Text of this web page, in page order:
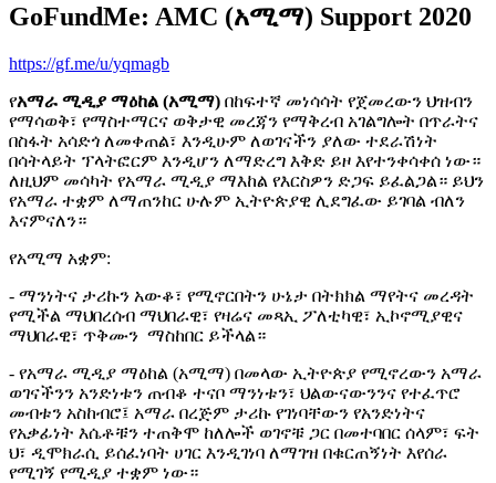
GoFundMe: AMC (አሚማ) Support 2020
https://gf.me/u/yqmagb
የአማራ ሚዲያ ማዕከል (አሚማ) በከፍተኛ መነሳሳት የጀመረውን ህዝብን
የማሳወቅ፣ የማስተማርና ወቅታዊ መረጃን የማቅረብ አገልግሎት በጥራትና
በስፋት አሳድጎ ለመቀጠል፣ እንዲሁም ለወገናችን ያለው ተደራሽነት
በሳትላይት ፕላትፎርም እንዲሆን ለማድረግ እቅድ ይዞ እየተንቀሳቀሰ ነው።
ለዚህም መሳካት የአማራ ሚዲያ ማእከል የእርስዎን ድጋፍ ይፈልጋል። ይህን
የአማራ ተቋም ለማጠንከር ሁሉም ኢትዮጵያዊ ሊደግፈው ይገባል ብለን
እናምናለን።
የአሚማ አቋም:
- ማንነትና ታሪኩን አውቆ፣ የሚኖርበትን ሁኔታ በትክክል ማየትና መረዳት
የሚችል ማህበረሰብ ማህበራዊ፣ የዛሬና መጻኢ ፖለቲካዊ፣ ኢኮኖሚያዊና
ማህበራዊ፣ ጥቅሙን ማስከበር ይችላል።
- የአማራ ሚዲያ ማዕከል (አሚማ) በመላው ኢትዮጵያ የሚኖረውን አማራ
ወገናችንን አንድነቱን ጠብቆ ተናቦ ማንነቱን፣ ህልውናውንንና የተፈጥሮ
መብቱን አስከብሮ፤ አማራ በረጅም ታሪኩ የገነባቸውን የአንድነትና
የአቃፊነት እሴቶቹን ተጠቅሞ ከለሎች ወገኖቹ ጋር በመተባበር ሰላም፣ ፍት
ህ፣ ዲሞክራሲ ይሰፈነባት ሀገር እንዲገነባ ለማገዝ በቁርጠኝነት እየሰራ
የሚገኝ የሚዲያ ተቋም ነው።